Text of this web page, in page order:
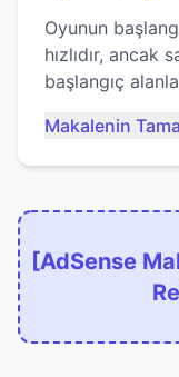
Oyunun
hızlıdır, ancak
başlangıç alanlarını, optimal yiyecek
kaçınacağınızı
Makalenin
[AdSense